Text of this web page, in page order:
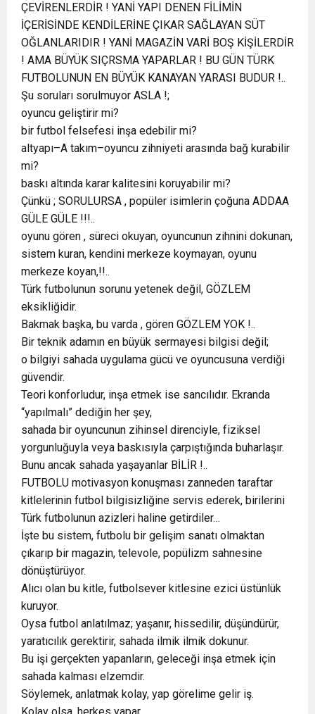
ÇEVİRENLERDİR ! YANİ YAPI DENEN FİLİMİN
İÇERİSİNDE KENDİLERİNE ÇIKAR SAĞLAYAN SÜT
OĞLANLARIDIR ! YANİ MAGAZİN VARİ BOŞ KİŞİLERDİR
! AMA BÜYÜK SIÇRSMA YAPARLAR ! BU GÜN TÜRK
FUTBOLUNUN EN BÜYÜK KANAYAN YARASI BUDUR !..
Şu soruları sorulmuyor ASLA !;
oyuncu geliştirir mi?
bir futbol felsefesi inşa edebilir mi?
altyapı–A takım–oyuncu zihniyeti arasında bağ kurabilir
mi?
baskı altında karar kalitesini koruyabilir mi?
Çünkü ; SORULURSA , popüler isimlerin çoğuna ADDAA
GÜLE GÜLE !!!..
oyunu gören , süreci okuyan, oyuncunun zihnini dokunan,
sistem kuran, kendini merkeze koymayan, oyunu
merkeze koyan,!!..
Türk futbolunun sorunu yetenek değil, GÖZLEM
eksikliğidir.
Bakmak başka, bu varda , gören GÖZLEM YOK !..
Bir teknik adamın en büyük sermayesi bilgisi değil;
o bilgiyi sahada uygulama gücü ve oyuncusuna verdiği
güvendir.
Teori konforludur, inşa etmek ise sancılıdır. Ekranda
“yapılmalı” dediğin her şey,
sahada bir oyuncunun zihinsel direnciyle, fiziksel
yorgunluğuyla veya baskısıyla çarpıştığında buharlaşır.
Bunu ancak sahada yaşayanlar BİLİR !..
FUTBOLU motivasyon konuşması zanneden taraftar
kitlelerinin futbol bilgisizliğine servis ederek, birilerini
Türk futbolunun azizleri haline getirdiler…
İşte bu sistem, futbolu bir gelişim sanatı olmaktan
çıkarıp bir magazin, televole, popülizm sahnesine
dönüştürüyor.
Alıcı olan bu kitle, futbolsever kitlesine ezici üstünlük
kuruyor.
Oysa futbol anlatılmaz; yaşanır, hissedilir, düşündürür,
yaratıcılık gerektirir, sahada ilmik ilmik dokunur.
Bu işi gerçekten yapanların, geleceği inşa etmek için
sahada kalması elzemdir.
Söylemek, anlatmak kolay, yap görelime gelir iş.